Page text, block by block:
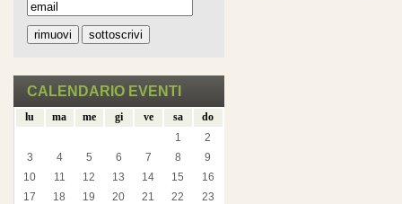
CALENDARIO EVENTI
lu ma me gi ve sa
do
1
2
3
4 5 6 7 8
9
10
11 12 13 14 15
16
17
18 19 20 21 22
23